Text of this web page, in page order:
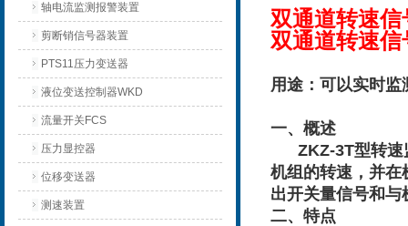
轴电流监测报警装置
剪断销信号器装置
PTS11压力变送器
液位变送控制器WKD
流量开关FCS
压力显控器
位移变送器
测速装置
双通道转速
双通道转速
用途：可以实时
一、概述
ZKZ-3T型转速
机组的转速，并在
出开关量信号和
二、特点